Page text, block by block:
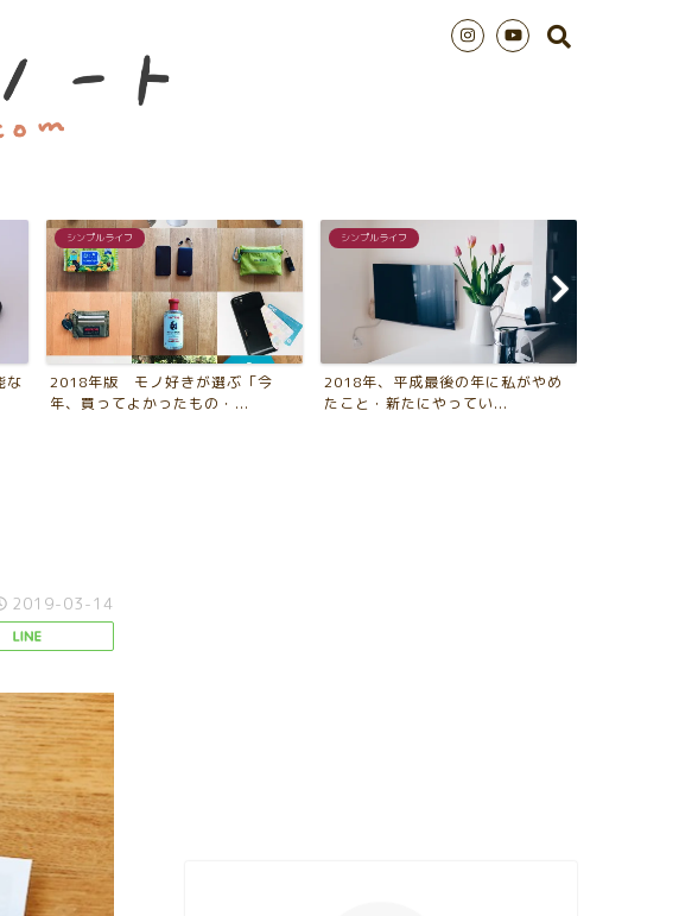
シンプルライフ
2018年、平成最後の年に私がやめ
たこと・新たにやってい...
インテリアTips
アルテック棚でリビングに「飾るス
ペース」を作る4つのメリ...
2019-03-14